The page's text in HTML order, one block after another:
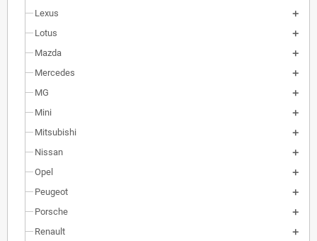
Lexus
Lotus
Mazda
Mercedes
MG
Mini
Mitsubishi
Nissan
Opel
Peugeot
Porsche
Renault